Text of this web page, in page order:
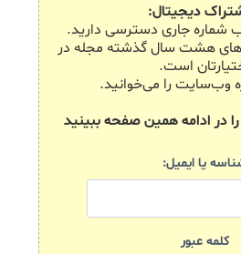
دیجیتال:
شماره جاری دسترسی دارید.
هشت سال گذشته مجله در
است.
وب‌سایت را می‌خوانید.
در ادامه همین صفحه ببینید
یا ایمیل:
کلمه عبور